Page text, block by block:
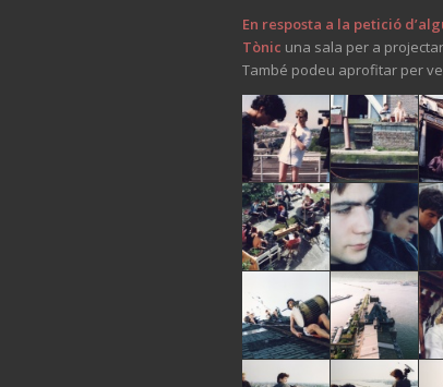
En resposta a la petició
Tònic una sala per a
També podeu aprofitar per